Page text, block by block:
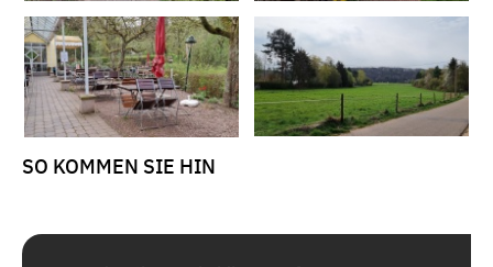
SO KOMMEN SIE HIN